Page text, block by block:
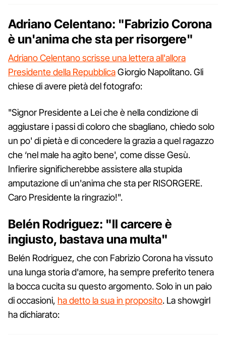
Adriano Celentano: "Fabrizio Corona
è un'anima che sta per risorgere"
Adriano Celentano scrisse una lettera all'allora
Presidente della RepubblicaGiorgio Napolitano. Gli
chiese di avere pietà del fotografo:
"Signor Presidente a Lei che è nella condizione di
aggiustare i passi di coloro che sbagliano, chiedo solo
un po' di pietà e di concedere la grazia a quel ragazzo
che ‘nel male ha agito bene', come disse Gesù.
Infierire significherebbe assistere alla stupida
amputazione di un'anima che sta per RISORGERE.
Caro Presidente la ringrazio!".
Belén Rodriguez: "Il carcere è
ingiusto, bastava una multa"
Belén Rodriguez, che con Fabrizio Corona ha vissuto
una lunga storia d'amore, ha sempre preferito tenera
la bocca cucita su questo argomento. Solo in un paio
di occasioni, ha detto la sua in proposito. La showgirl
ha dichiarato: